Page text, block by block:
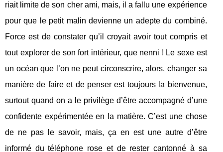
riait limite de son cher ami, mais, il a fallu une expérience
pour que le petit malin devienne un adepte du combiné.
Force est de constater qu’il croyait avoir tout compris et
tout explorer de son fort intérieur, que nenni ! Le sexe est
un océan que l’on ne peut circonscrire, alors, changer sa
manière de faire et de penser est toujours la bienvenue,
surtout quand on a le privilège d’être accompagné d’une
confidente expérimentée en la matière. C’est une chose
de ne pas le savoir, mais, ça en est une autre d’être
informé du téléphone rose et de rester cantonné à sa